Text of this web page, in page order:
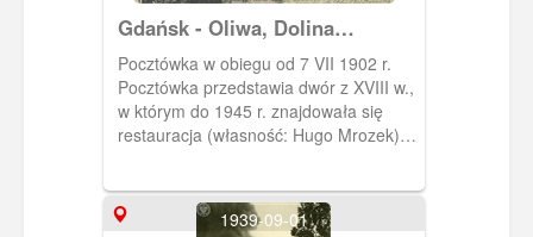
Gdańsk - Oliwa, Dolina
Schwabego (Schwabental)
Pocztówka w obiegu od 7 VII 1902 r.
Pocztówka przedstawia dwór z XVIII w.,
w którym do 1945 r. znajdowała się
restauracja (własność: Hugo Mrozek).
1939-09-01